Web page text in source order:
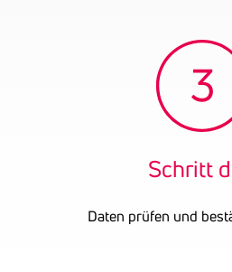
Schritt
Daten prüfen und